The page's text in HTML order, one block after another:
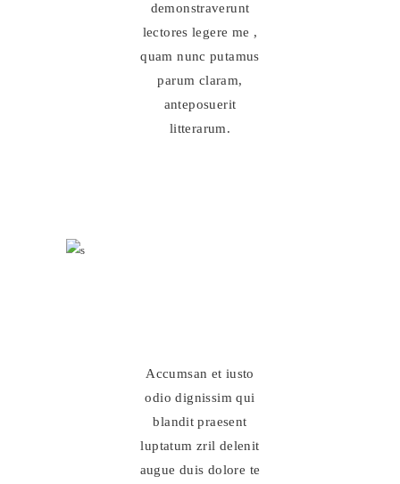
demonstraverunt
lectores legere me ,
quam nunc putamus
parum claram,
anteposuerit
litterarum.
Accumsan et iusto
odio dignissim qui
blandit praesent
luptatum zril delenit
augue duis dolore te